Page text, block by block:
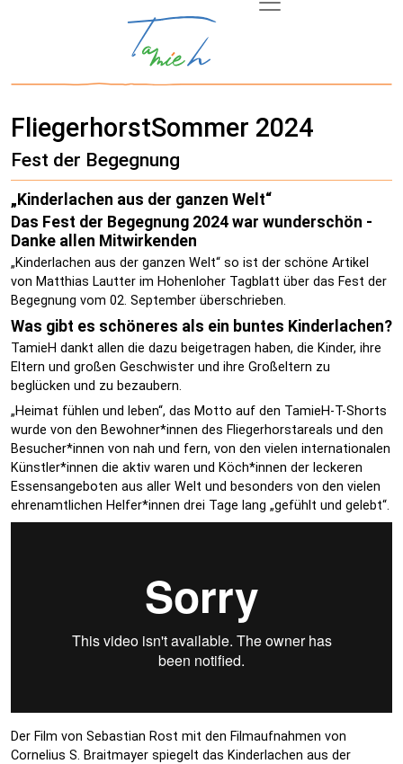
FliegerhorstSommer 2024
Fest der Begegnung
„Kinderlachen aus der ganzen Welt“
Das Fest der Begegnung 2024 war wunderschön -
Danke allen Mitwirkenden
„Kinderlachen aus der ganzen Welt“ so ist der schöne Artikel
von Matthias Lautter im Hohenloher Tagblatt über das Fest der
Begegnung vom 02. September überschrieben.
Was gibt es schöneres als ein buntes Kinderlachen?
TamieH dankt allen die dazu beigetragen haben, die Kinder, ihre
Eltern und großen Geschwister und ihre Großeltern zu
beglücken und zu bezaubern.
„Heimat fühlen und leben“, das Motto auf den TamieH-T-Shorts
wurde von den Bewohner*innen des Fliegerhorstareals und den
Besucher*innen von nah und fern, von den vielen internationalen
Künstler*innen die aktiv waren und Köch*innen der leckeren
Essensangeboten aus aller Welt und besonders von den vielen
ehrenamtlichen Helfer*innen drei Tage lang „gefühlt und gelebt“.
Der Film von Sebastian Rost mit den Filmaufnahmen von
Cornelius S. Braitmayer spiegelt das Kinderlachen aus der